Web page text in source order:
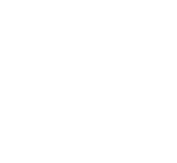
po zaslonu.